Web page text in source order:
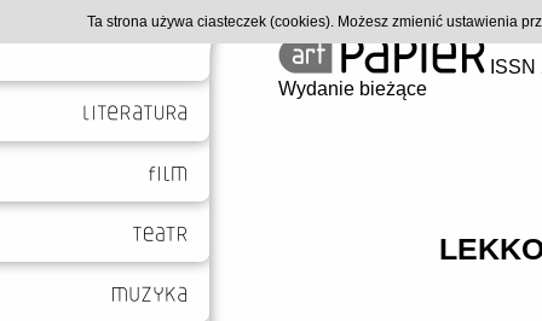
Wydanie bieżące
Ta strona używa ciasteczek (cookies). Możesz zmienić ustawienia